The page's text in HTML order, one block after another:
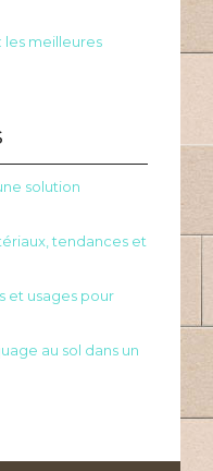
les meilleures
solution
tendances et
et usages pour
au sol dans un